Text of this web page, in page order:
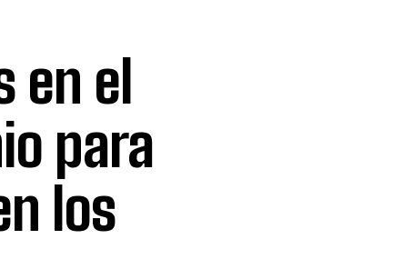
en el
para
los